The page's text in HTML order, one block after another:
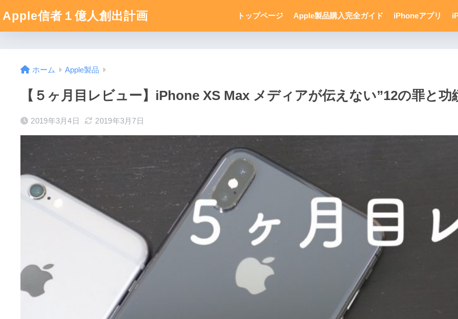
Apple信者１億人創出計画 トップページ Apple製品購入完全ガイド iPhoneアプリ
ホーム Apple製品
【５ヶ月目レビュー】iPhone XS Max メディアが伝えない”12の罪と功
2019年3月4日 2019年3月7日